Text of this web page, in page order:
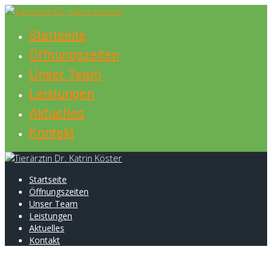
Skip
contentStartseite
Öffnungszeiten
Unser Team
Leistungen
Aktuelles
Kontakt
Startseite
Öffnungszeiten
Unser Team
Leistungen
Aktuelles
Kontakt